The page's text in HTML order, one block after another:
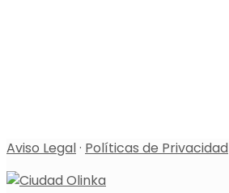
Aviso Legal· Políticas de Privacidad